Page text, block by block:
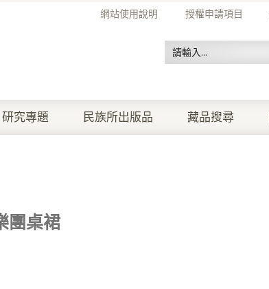
網站使用說明 授權申請項目
研究專題 民族所出版品 藏品搜尋
團桌裙